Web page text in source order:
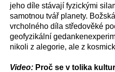
jeho díle stávají fyzickými
samotnou tvář planety.
vrcholného díla středověké
geofyzikální
nikoli z alegorie, ale z
Video: Proč se v tolika